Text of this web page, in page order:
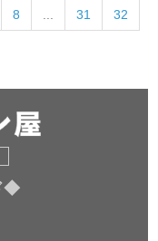
ディスティッックピ
ジョン7070 mt apフ
ドライブバック7-7
8 31 32
◆